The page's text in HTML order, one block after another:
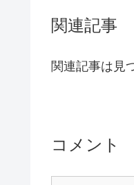
関連記事
関連記事は見
コメント